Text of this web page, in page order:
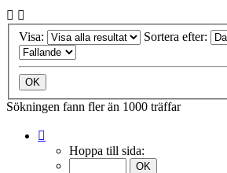
Visa: Sortera efter:
Sökningen fann fler än 1000 träffar
Hoppa till sida: